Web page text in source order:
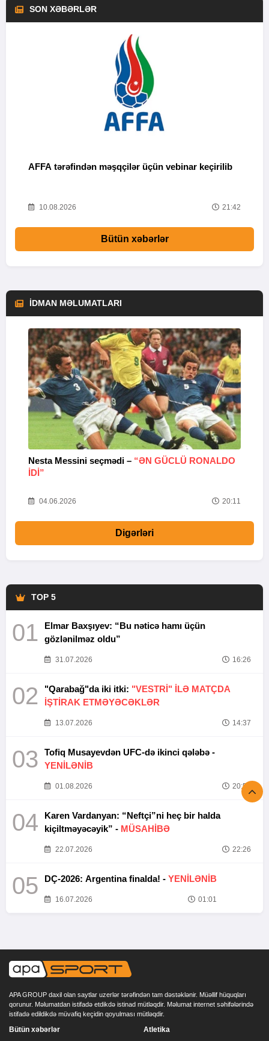
SON XƏBƏRLƏR
AFFA tərəfindən məşqçilər üçün vebinar keçirilib
10.08.2026 21:42
Bütün xəbərlər
İDMAN MƏLUMATLARI
Nesta Messini seçmədi – “ƏN GÜCLÜ RONALDO
IDI”
04.06.2026 20:11
Digərləri
TOP 5
01
Elmar Baxşıyev: “Bu nəticə hamı üçün
gözlənilməz oldu”
31.07.2026 16:26
02 "Qarabağ"da iki itki: "VESTRİ" İLƏ MATÇDA
İŞTİRAK ETMƏYƏCƏKLƏR
13.07.2026 14:37
03
Tofiq Musayevdən UFC-də ikinci qələbə -
YENİLƏNİB
01.08.2026 20:52
04
Karen Vardanyan: “Neftçi”ni heç bir halda
kiçiltməyəcəyik” - MÜSAHİBƏ
22.07.2026 22:26
05 DÇ-2026: Argentina finalda! - YENİLƏNİB
16.07.2026 01:01
APA GROUP daxil olan saytlar uzerlər tərəfindən tam dəstəklənir. Müəllif hüquqları
qorunur. Məlumatdan istifadə etdikdə istinad mütləqdir. Məlumat internet səhifələrində
istifadə edildikdə müvafiq keçidin qoyulması mütləqdir.
Bütün xəbərlər Atletika